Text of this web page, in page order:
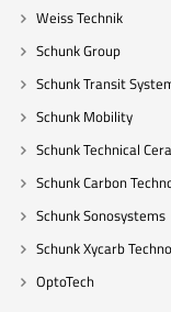
Weiss Technik
Schunk Group
Schunk Transit
Schunk Mobility
Schunk Technical
Schunk Carbon
Schunk Sonosystems
Schunk Xycarb
OptoTech